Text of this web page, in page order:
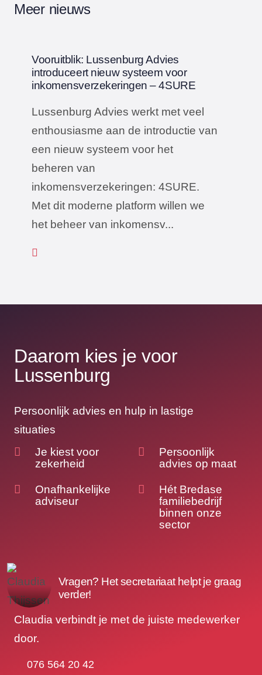
Meer nieuws
Vooruitblik: Lussenburg Advies
introduceert nieuw systeem voor
inkomensverzekeringen – 4SURE
Lussenburg Advies werkt met veel
enthousiasme aan de introductie van
een nieuw systeem voor het
beheren van
inkomensverzekeringen: 4SURE.
Met dit moderne platform willen we
het beheer van inkomensv...
Daarom kies je voor
Lussenburg
Persoonlijk advies en hulp in lastige
situaties
Je kiest voor
zekerheid
Persoonlijk
advies op maat
Onafhankelijke
adviseur
Hét Bredase
familiebedrijf
binnen onze
sector
Vragen? Het secretariaat helpt je graag
verder!
Claudia verbindt je met de juiste medewerker
door.
076 564 20 42